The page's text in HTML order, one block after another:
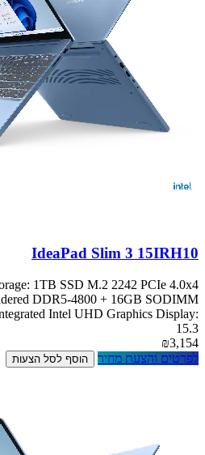
IdeaPad Slim 3 15IRH10
1TB SSD M.2 2242 PCIe 4.0x4
DDR5-4800 + 16GB SODIMM
Intel UHD Graphics Display:
15.3
₪3,154
לפרטים והצעת מחיר
הוסף לסל הצעות